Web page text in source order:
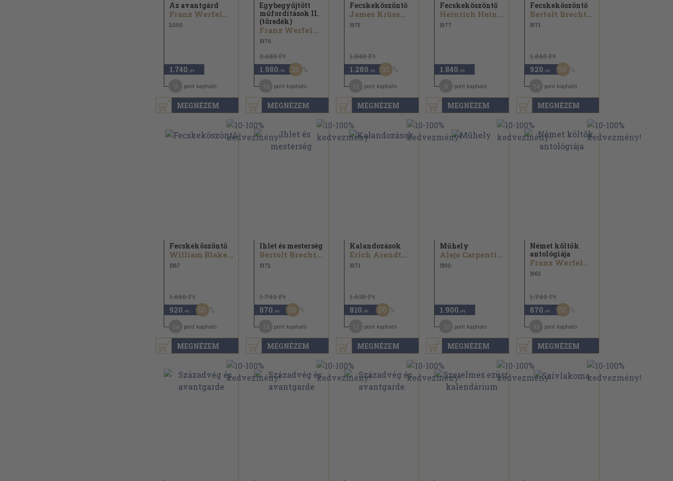
MEGNÉZEM
Az avantgárd
Franz Werfel...
2000
1.740 ,-Ft
pont kapható
MEGNÉZEM
Egybegyűjtött
műfordítások II.
(töredék)
Franz Werfel...
1976
2.480 Ft
1.980 ,-Ft 20
pont kapható
MEGNÉZEM
Fecskeköszöntő
James Krüss...
1975
1.840 Ft
1.280 ,-Ft 30
pont kapható
MEGNÉZEM
Fecskeköszöntő
Heinrich Heine...
1977
1.840 ,-Ft
pont kapható
MEGNÉZEM
Fecskeköszöntő
Bertolt Brecht...
1971
1.840 Ft
920 ,-Ft 50
pont kapható
MEGNÉZEM
Fecskeköszöntő
William Blake...
1987
1.840 Ft
920 ,-Ft 50
pont kapható
MEGNÉZEM
Ihlet és mesterség
Bertolt Brecht...
1972
1.740 Ft
870 ,-Ft 50
pont kapható
MEGNÉZEM
Kalandozások
Erich Arendt...
1971
1.630 Ft
810 ,-Ft 50
pont kapható
MEGNÉZEM
Műhely
Alejo Carpentier...
1990
1.900 ,-Ft
pont kapható
MEGNÉZEM
Német költők
antológiája
Franz Werfel...
1963
1.740 Ft
870 ,-Ft 50
pont kapható